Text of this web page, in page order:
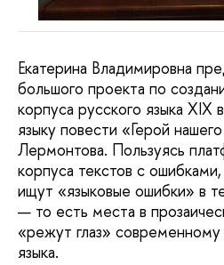
Екатерина Владимировна
большого проекта по
корпуса русского языка XIX
языку повести «Герой
Лермонтова. Пользуясь
корпуса текстов с
ищут «языковые ошибки» в
— то есть места в
«режут глаз»
языка.